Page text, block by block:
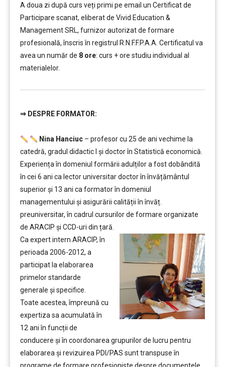
A doua zi după curs veți primi pe email un Certificat de
Participare scanat, eliberat de Vivid Education &
Management SRL, furnizor autorizat de formare
profesională, înscris în registrul R.N.F.F.P.A.A. Certificatul va
avea un număr de 8 ore: curs + ore studiu individual al
materialelor.
⇒ DESPR E FORMATOR:
Nina Hanciuc– profesor cu 25 de ani vechime la
catedră, gradul didactic I şi doctor în Statistică economică.
Experiența în domeniul formării adulților a fost dobândită
în cei 6 ani ca lector universitar doctor în învățământul
superior şi 13 ani ca formator în domeniul
managementului şi asigurării calității în învăț.
preuniversitar, în cadrul cursurilor de formare organizate
de ARACIP şi CCD-uri din țară.
Ca expert intern ARACIP, în
perioada 2006-2012, a
participat la elaborarea
primelor standarde
generale şi specifice.
Toate acestea, împreună cu
expertiza sa acumulată în
12 ani în funcții de
conducere şi în coordonarea grupurilor de lucru pentru
elaborarea şi revizuirea PDI/PAS sunt transpuse în